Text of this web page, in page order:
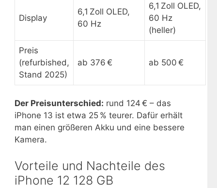
Display
6,1 Zoll OLED,
60 Hz
6,1 Zoll OLED,
60 Hz
(heller)
Preis
(refurbished,
Stand 2025)
ab 376 € ab 500 €
Der Preisunterschied: rund 124 € – das
iPhone 13 ist etwa 25 % teurer. Dafür erhält
man einen größeren Akku und eine bessere
Kamera.
Vorteile und Nachteile des
iPhone 12 128 GB